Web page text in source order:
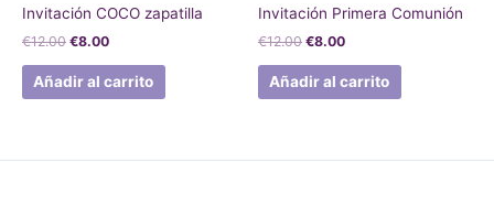
Invitación COCO zapatilla
€12.00 €8.00
Añadir al carrito
Invitación Primera Comunión
€12.00 €8.00
Añadir al carrito